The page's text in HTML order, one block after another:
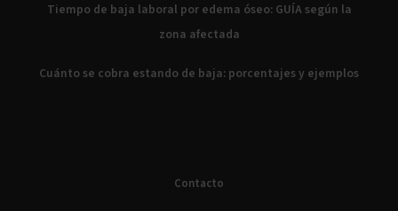
Tiempo de baja laboral por edema óseo: GUÍA según la
zona afectada
Cuánto se cobra estando de baja: porcentajes y ejemplos
Contacto